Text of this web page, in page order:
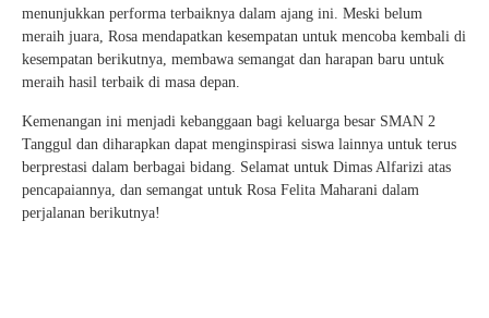
menunjukkan performa terbaiknya dalam ajang ini. Meski belum
meraih juara, Rosa mendapatkan kesempatan untuk mencoba kembali di
kesempatan berikutnya, membawa semangat dan harapan baru untuk
meraih hasil terbaik di masa depan.
Kemenangan ini menjadi kebanggaan bagi keluarga besar SMAN 2
Tanggul dan diharapkan dapat menginspirasi siswa lainnya untuk terus
berprestasi dalam berbagai bidang. Selamat untuk Dimas Alfarizi atas
pencapaiannya, dan semangat untuk Rosa Felita Maharani dalam
perjalanan berikutnya!